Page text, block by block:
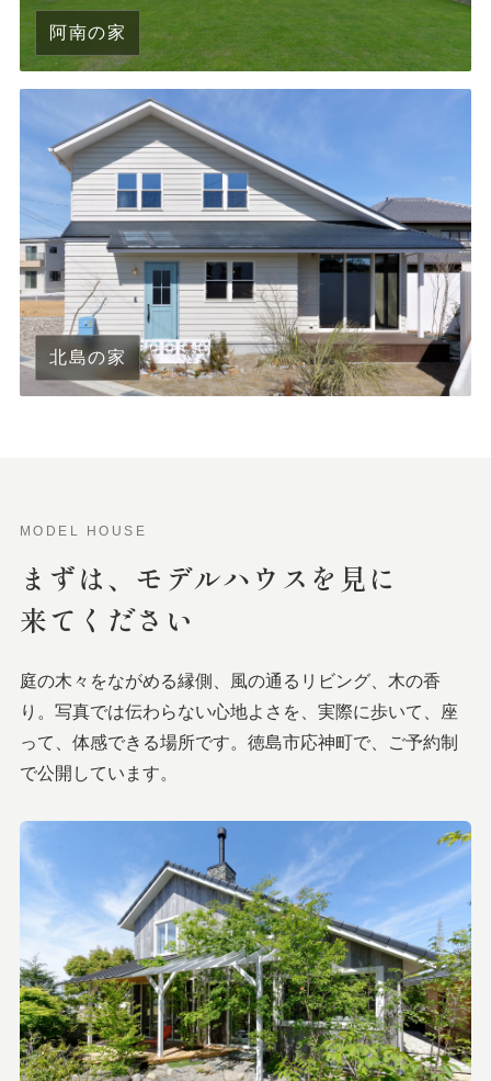
阿南の家
北島の家
MODEL HOUSE
まずは、 モデルハウスを 見に
来てください
庭の木々をながめる縁側、風の通るリビング、木の香
り。写真では伝わらない心地よさを、実際に歩いて、座
って、体感できる場所です。徳島市応神町で、ご予約制
で公開しています。